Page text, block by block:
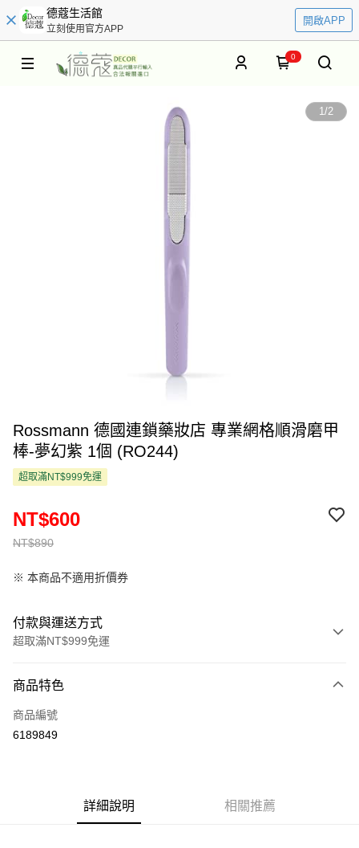
德蔻生活館
立刻使用官方APP
開啟APP
0
1/2
Rossmann 德國連鎖藥妝店 專業網格順滑磨甲
棒-夢幻紫 1個 (RO244)
超取滿NT$999免運
NT$890
NT$600
※ 本商品不適用折價券
付款與運送方式
超取滿NT$999免運
信用卡一次付款
超商取貨付款
商品特色
商品編號
6189849
詳細說明 相關推薦